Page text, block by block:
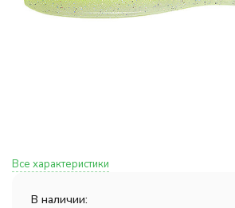
Все характеристики
В наличии: